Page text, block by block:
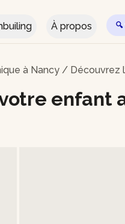
À propos
à Nancy / Découvrez
enfant